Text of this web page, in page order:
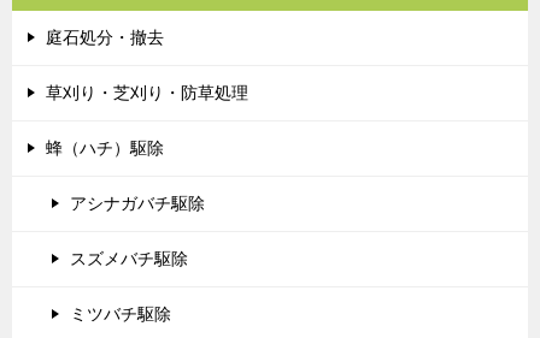
庭石処分・撤去
草刈り・芝刈り・防草処理
蜂（ハチ）駆除
アシナガバチ駆除
スズメバチ駆除
ミツバチ駆除